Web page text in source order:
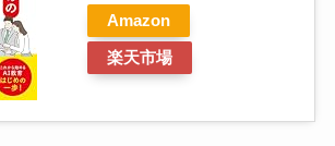
Amazon
楽天市場